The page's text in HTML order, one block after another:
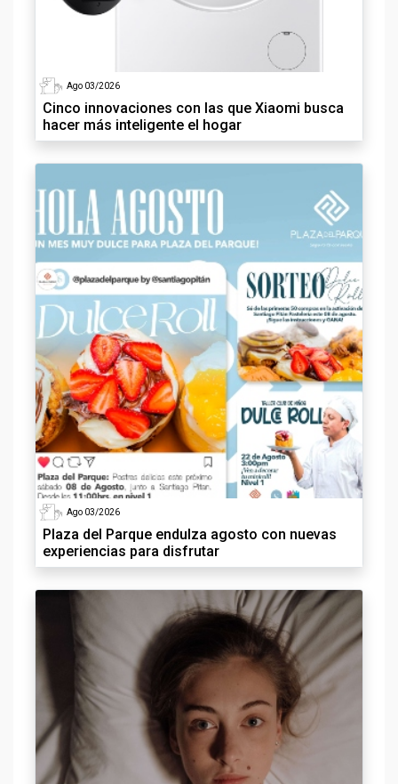
Ago 03/2026
Cinco innovaciones con las que Xiaomi busca
hacer más inteligente el hogar
Ago 03/2026
Plaza del Parque endulza agosto con nuevas
experiencias para disfrutar